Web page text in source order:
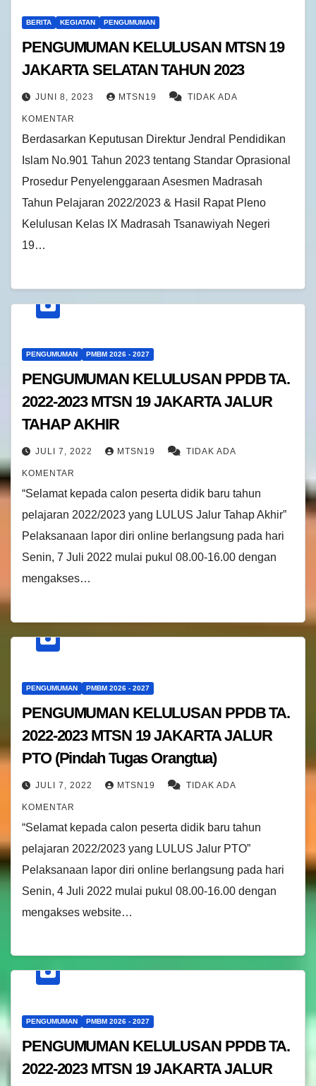
BERITA KEGIATAN PENGUMUMAN
PENGUMUMAN KELULUSAN MTSN 19
JAKARTA SELATAN TAHUN 2023
JUNI 8, 2023 MTSN19 TIDAK ADA
KOMENTAR
Berdasarkan Keputusan Direktur Jendral Pendidikan
Islam No.901 Tahun 2023 tentang Standar Oprasional
Prosedur Penyelenggaraan Asesmen Madrasah
Tahun Pelajaran 2022/2023 & Hasil Rapat Pleno
Kelulusan Kelas IX Madrasah Tsanawiyah Negeri
19…
PENGUMUMAN PMBM 2026 - 2027
PENGUMUMAN KELULUSAN PPDB TA.
2022-2023 MTSN 19 JAKARTA JALUR
TAHAP AKHIR
JULI 7, 2022 MTSN19 TIDAK ADA
KOMENTAR
“Selamat kepada calon peserta didik baru tahun
pelajaran 2022/2023 yang LULUS Jalur Tahap Akhir”
Pelaksanaan lapor diri online berlangsung pada hari
Senin, 7 Juli 2022 mulai pukul 08.00-16.00 dengan
mengakses…
PENGUMUMAN PMBM 2026 - 2027
PENGUMUMAN KELULUSAN PPDB TA.
2022-2023 MTSN 19 JAKARTA JALUR
PTO (Pindah Tugas Orangtua)
JULI 7, 2022 MTSN19 TIDAK ADA
KOMENTAR
“Selamat kepada calon peserta didik baru tahun
pelajaran 2022/2023 yang LULUS Jalur PTO”
Pelaksanaan lapor diri online berlangsung pada hari
Senin, 4 Juli 2022 mulai pukul 08.00-16.00 dengan
mengakses website…
PENGUMUMAN PMBM 2026 - 2027
PENGUMUMAN KELULUSAN PPDB TA.
2022-2023 MTSN 19 JAKARTA JALUR